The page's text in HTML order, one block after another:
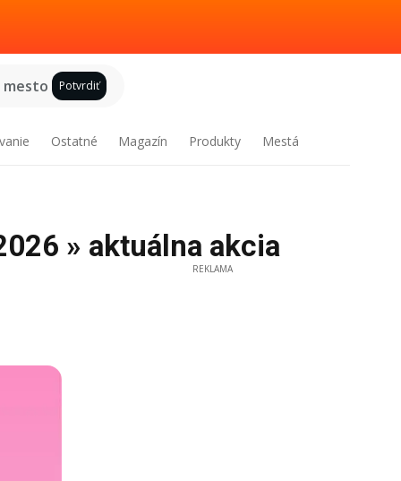
Potvrdiť
Ostatné Magazín Produkty Mestá
» aktuálna akcia
REKLAMA